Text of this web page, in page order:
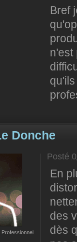
Bref
n'est
Donche
Professionnel
Posté
En
des
dès